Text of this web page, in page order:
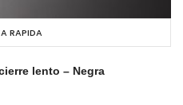
RAPIDA
lento – Negra